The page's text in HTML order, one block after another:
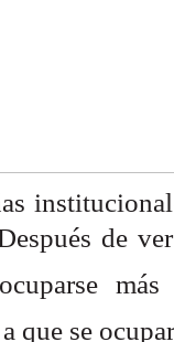
de ver
a que se